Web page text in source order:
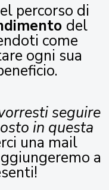
percorso di
del
come
ogni sua
seguire
in questa
una mail
a